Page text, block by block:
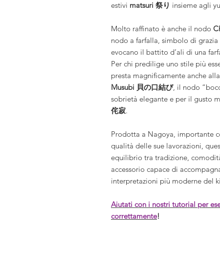
estivi matsuri 祭り insieme agli
Molto raffinato è anche il nodo
nodo a farfalla, simbolo di
evocano il battito d’ali di una
Per chi predilige uno stile più
presta magnificamente anche
Musubi 貝の口結び, il nodo
sobrietà elegante e per il gusto
侘寂.
Prodotta a Nagoya, importante
qualità delle sue lavorazioni,
equilibrio tra tradizione,
accessorio capace di
interpretazioni più moderne del
Aiutati con i nostri tutorial per
correttamente!